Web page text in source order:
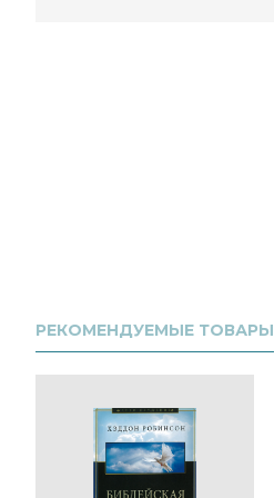
РЕКОМЕНДУЕМЫЕ ТОВАРЫ